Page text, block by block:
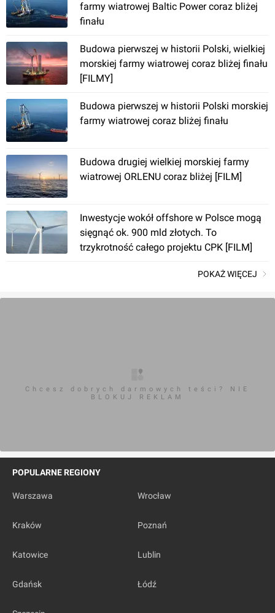
farmy wiatrowej Baltic Power coraz bliżej
finału
Budowa pierwszej w historii Polski, wielkiej
morskiej farmy wiatrowej coraz bliżej finału
[FILMY]
Budowa pierwszej w historii Polski morskiej
farmy wiatrowej coraz bliżej finału
Budowa drugiej wielkiej morskiej farmy
wiatrowej ORLENU coraz bliżej [FILM]
Inwestycje wokół offshore w Polsce mogą
sięgnąć ok. 900 mld złotych. To
trzykrotność całego projektu CPK [FILM]
POKAŻ WIĘCEJ
Chcesz dobrych darmowych teści? NIE
BLOKUJ REKLAM
POPULARNE REGIONY
Warszawa Wrocław
Kraków Poznań
Katowice Lublin
Gdańsk Łódź